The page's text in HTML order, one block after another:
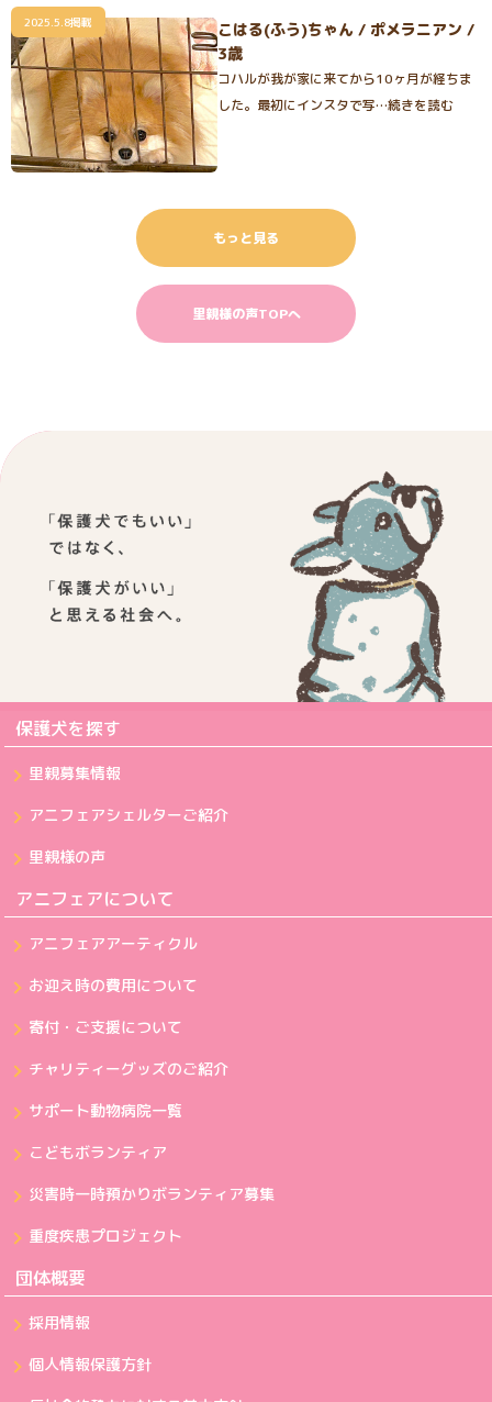
2025.5.8掲載
こはる(ふう)ちゃん / ポメラニアン /
3歳
コハルが我が家に来てから10ヶ月が経ちま
した。最初にインスタで写…続きを読む
もっと見る
里親様の声TOPへ
保護犬を探す
里親募集情報
アニフェアシェルターご紹介
里親様の声
アニフェアについて
アニフェアアーティクル
お迎え時の費用について
寄付・ご支援について
チャリティーグッズのご紹介
サポート動物病院一覧
こどもボランティア
災害時一時預かりボランティア募集
重度疾患プロジェクト
団体概要
採用情報
個人情報保護方針